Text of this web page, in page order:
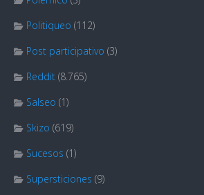
Politiqueo (112)
Post participativo (3)
Reddit (8.765)
Salseo (1)
Skizo (619)
Sucesos (1)
Supersticiones (9)